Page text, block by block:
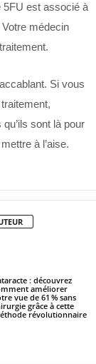
5FU est associé à
médecin
Si vous
sont là pour
à l’aise.
: découvrez
améliorer
vue de 61 % sans
grâce à cette
révolutionnaire